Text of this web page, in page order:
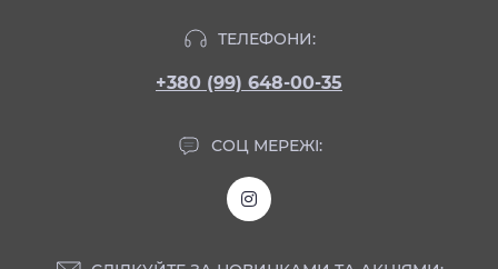
ТЕЛЕФОНИ:
+380 (99) 648-00-35
СОЦ МЕРЕЖІ: